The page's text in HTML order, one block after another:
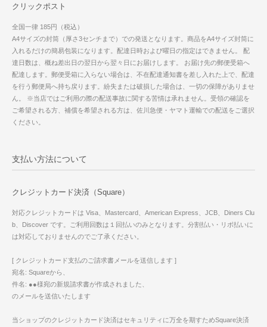
クリックポスト
全国一律 185円（税込）
A4サイズの封筒（厚さ3センチまで）での発送となります。商品をA4サイズ封筒に
入れるだけの簡易包装になります。配達日時および曜日の指定はできません。 配
達日数は、概ね差出日の翌日から翌々日にお届けします。 お届け先の郵便受箱へ
配達します。郵便受箱に入らない場合は、不在配達通知書を差し入れた上で、配達
を行う郵便局へ持ち戻ります。紛失または破損した場合は、一切の保障がありませ
ん。 ※当店ではご利用の際の配送事故に関する苦情は承れません。受領の確認を
ご希望される方、補償を希望される方は、佐川急便・ヤマト運輸での配送をご選択
ください。
支払い方法について
クレジットカード決済（Square）
対応クレジットカードは Visa、Mastercard、American Express、JCB、Diners Clu
b、Discover です。ご利用回数は１回払いのみとなります。分割払い・リボ払いに
は対応しておりませんのでご了承ください。
[ クレジットカード支払のご請求書メールを送信します ]
宛名: Squareから、
件名: ●●様宛の新規請求書が作成されました、
のメールを送信いたします
当ショップのクレジットカード決済はセキュリティに万全を期すためSquare決済